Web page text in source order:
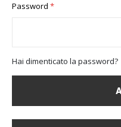
Password
Hai dimenticato la password?